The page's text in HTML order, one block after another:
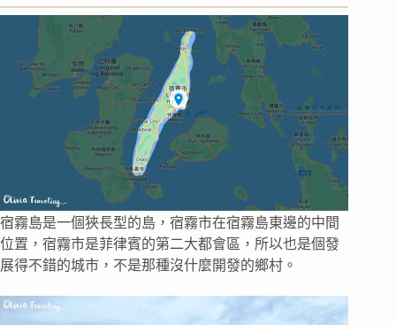
宿霧島是一個狹長型的島，宿霧市在宿霧島東邊的中間
位置，宿霧市是菲律賓的第二大都會區，所以也是個發
展得不錯的城市，不是那種沒什麼開發的鄉村。